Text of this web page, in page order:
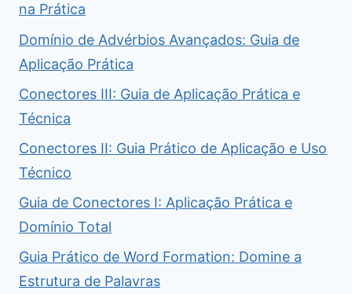
na Prática
Domínio de Advérbios Avançados: Guia de
Aplicação Prática
Conectores III: Guia de Aplicação Prática e
Técnica
Conectores II: Guia Prático de Aplicação e Uso
Técnico
Guia de Conectores I: Aplicação Prática e
Domínio Total
Guia Prático de Word Formation: Domine a
Estrutura de Palavras